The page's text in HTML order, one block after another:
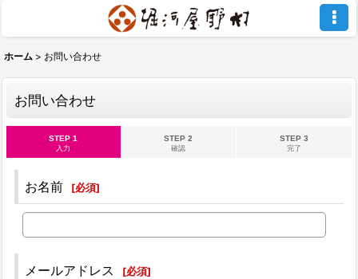
ホーム > お問い合わせ
お問い合わせ
STEP 1
入力
STEP 2
確認
STEP 3
完了
お名前 [必須]
メールアドレス [必須]